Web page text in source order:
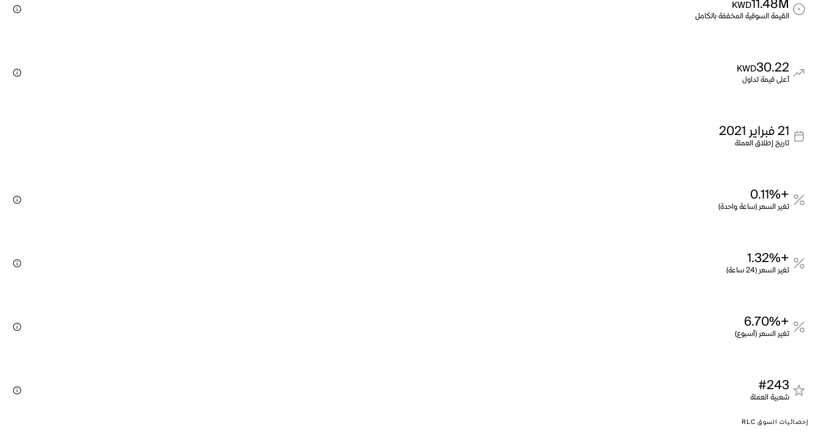
11.48M
KWD
القيمة السوقية المخففة بالكامل
30.22
KWD
أعلى قيمة تداول
21 فبراير 2021
تاريخ إطلاق العملة
+0.11%
تغير السعر (ساعة واحدة)
+1.32%
تغير السعر (24 ساعة)
+6.70%
تغير السعر (أسبوع)
#243
شعبية العملة
إحصائيات السوق RLC